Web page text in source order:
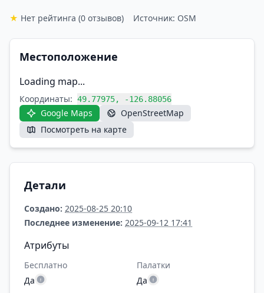
★ Нет рейтинга (0 отзывов) Источник: OSM
Местоположение
Loading map...
Координаты: 49.77975, -126.88056
Google Maps
OpenStreetMap
Посмотреть на карте
Детали
Создано: 2025-08-25 20:10
Последнее изменение: 2025-09-12 17:41
Атрибуты
Бесплатно
Да
Палатки
Да